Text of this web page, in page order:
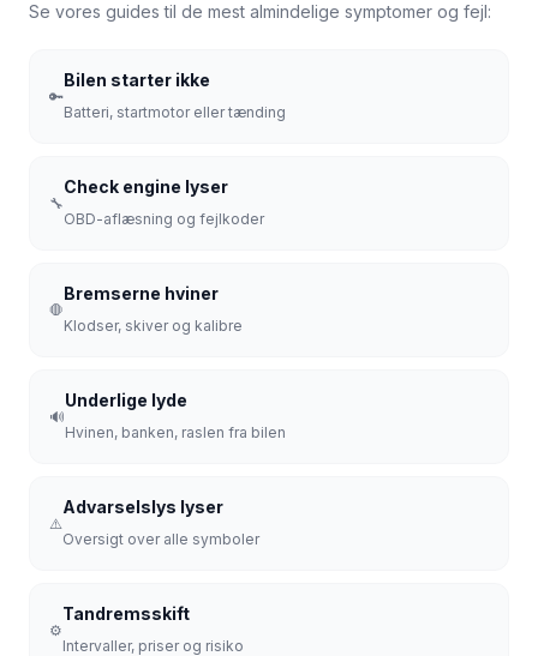
Se vores guides til de mest almindelige symptomer og fejl:
🔑
Bilen starter ikke
Batteri, startmotor eller tænding
🔧
Check engine lyser
OBD-aflæsning og fejlkoder
🛑
Bremserne hviner
Klodser, skiver og kalibre
🔊
Underlige lyde
Hvinen, banken, raslen fra bilen
⚠️
Advarselslys lyser
Oversigt over alle symboler
⚙️
Tandremsskift
Intervaller, priser og risiko